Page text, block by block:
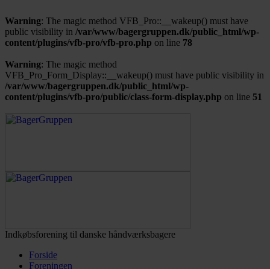
Warning: The magic method VFB_Pro::__wakeup() must have
public visibility in /var/www/bagergruppen.dk/public_html/wp-
content/plugins/vfb-pro/vfb-pro.php on line 78
Warning: The magic method
VFB_Pro_Form_Display::__wakeup() must have public visibility in
/var/www/bagergruppen.dk/public_html/wp-
content/plugins/vfb-pro/public/class-form-display.php on line 51
Indkøbsforening til danske håndværksbagere
Forside
Foreningen